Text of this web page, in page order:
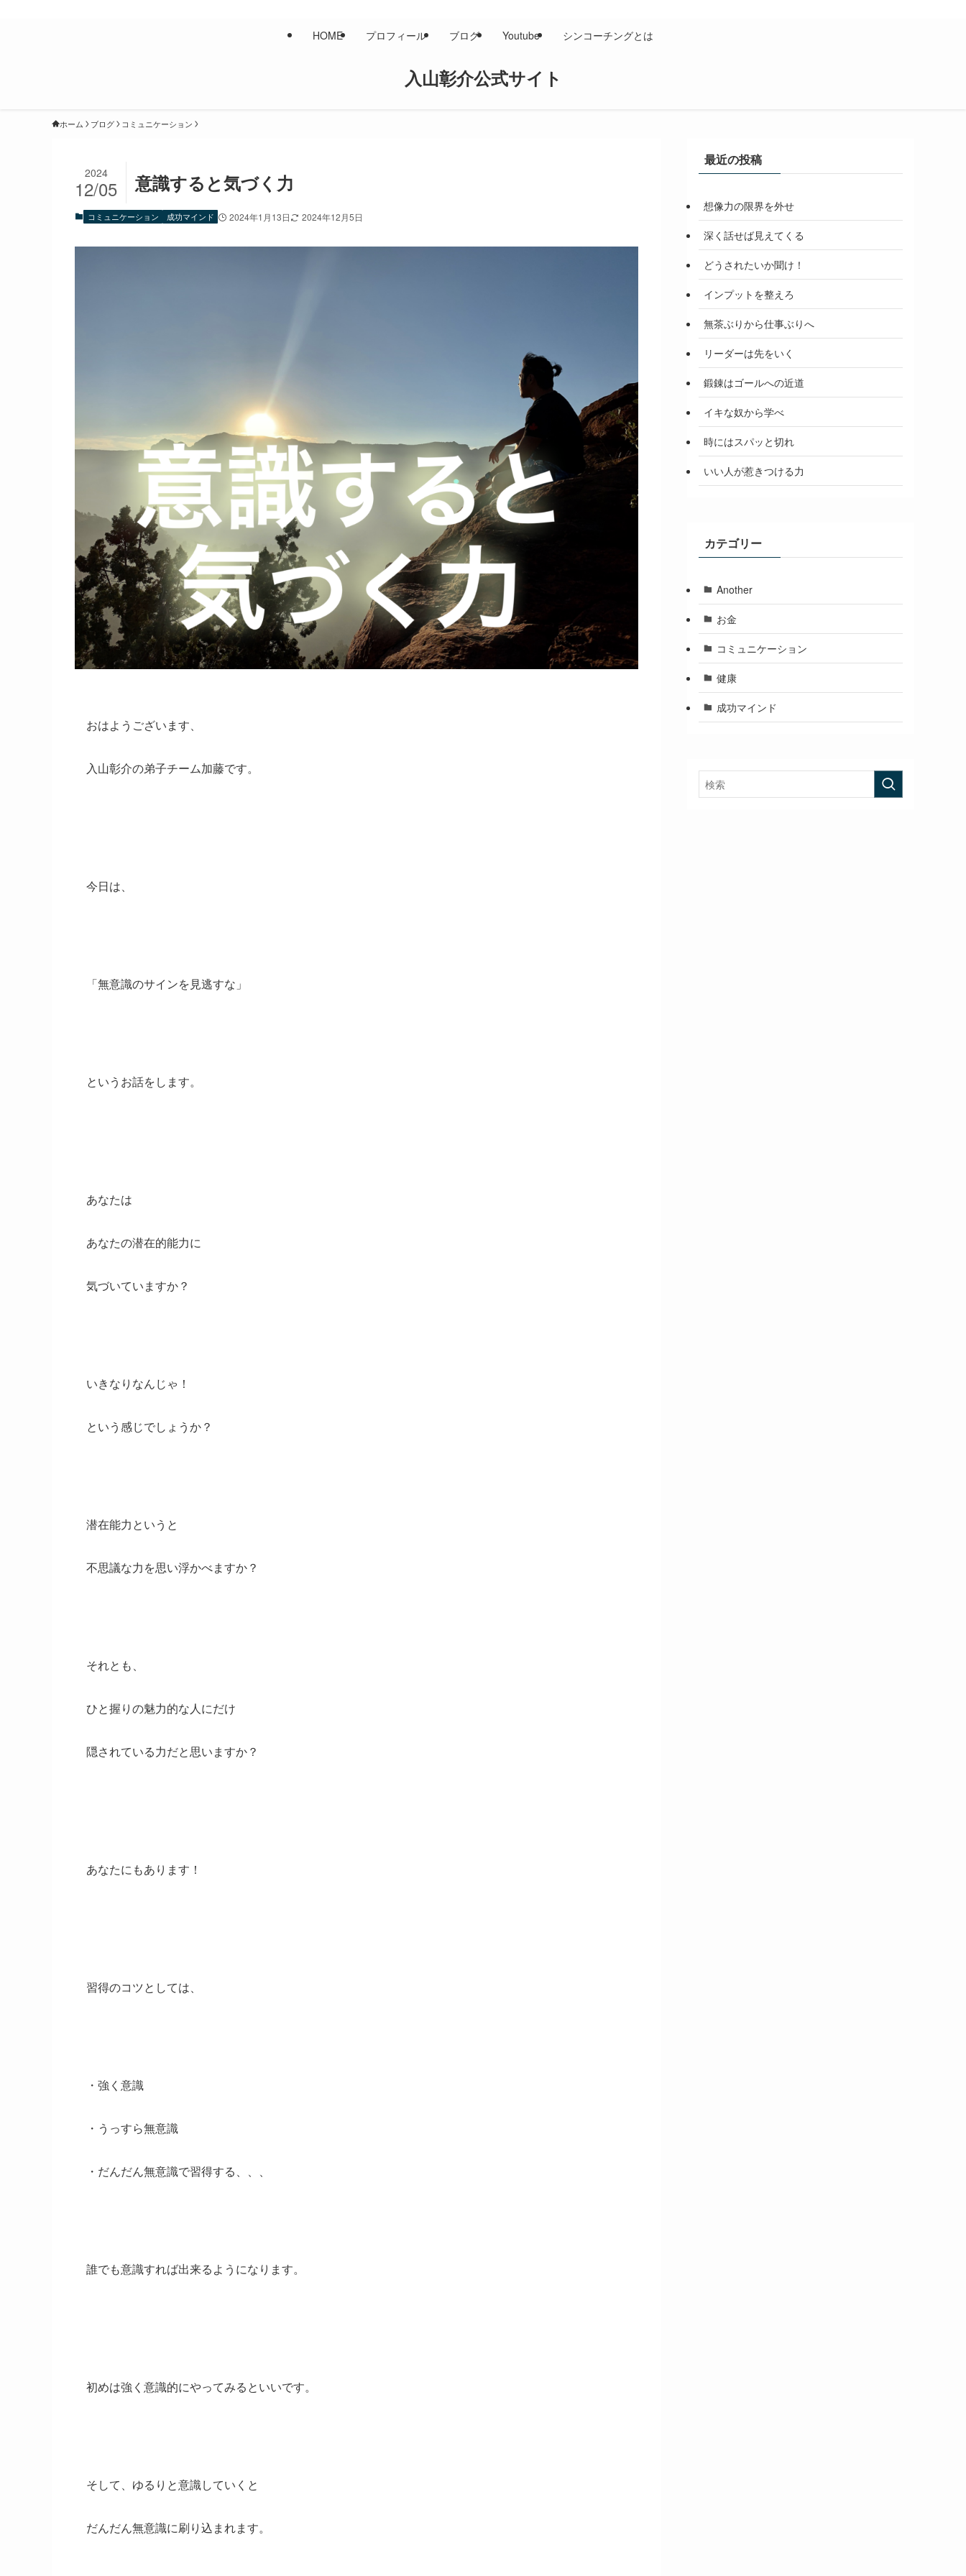
入山彰介公式サイト
HOME プロフィール ブログ Youtube シンコーチングとは
ホーム ブログ コミュニケーション
意識すると気づく力
2024
12/05
コミュニケーション 成功マインド 2024年1月13日 2024年12月5日
おはようございます、
入山彰介の弟子チーム加藤です。
今日は、
「無意識のサインを見逃すな」
というお話をします。
あなたは
あなたの潜在的能力に
気づいていますか？
いきなりなんじゃ！
という感じでしょうか？
潜在能力というと
不思議な力を思い浮かべますか？
それとも、
ひと握りの魅力的な人にだけ
隠されている力だと思いますか？
あなたにもあります！
習得のコツとしては、
・強く意識
・うっすら無意識
・だんだん無意識で習得する、、、
誰でも意識すれば出来るようになります。
初めは強く意識的にやってみるといいです。
そして、ゆるりと意識していくと
だんだん無意識に刷り込まれます。
最近の投稿
想像力の限界を外せ
深く話せば見えてくる
どうされたいか聞け！
インプットを整えろ
無茶ぶりから仕事ぶりへ
リーダーは先をいく
鍛錬はゴールへの近道
イキな奴から学べ
時にはスパッと切れ
いい人が惹きつける力
カテゴリー
Another
お金
コミュニケーション
健康
成功マインド